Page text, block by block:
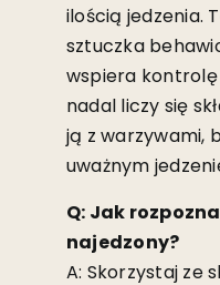
ilością jedzenia.
sztuczka
wspiera
nadal liczy się
ją z warzywami,
uważnym
Q: Jak
najedzony?
A: Skorzystaj ze